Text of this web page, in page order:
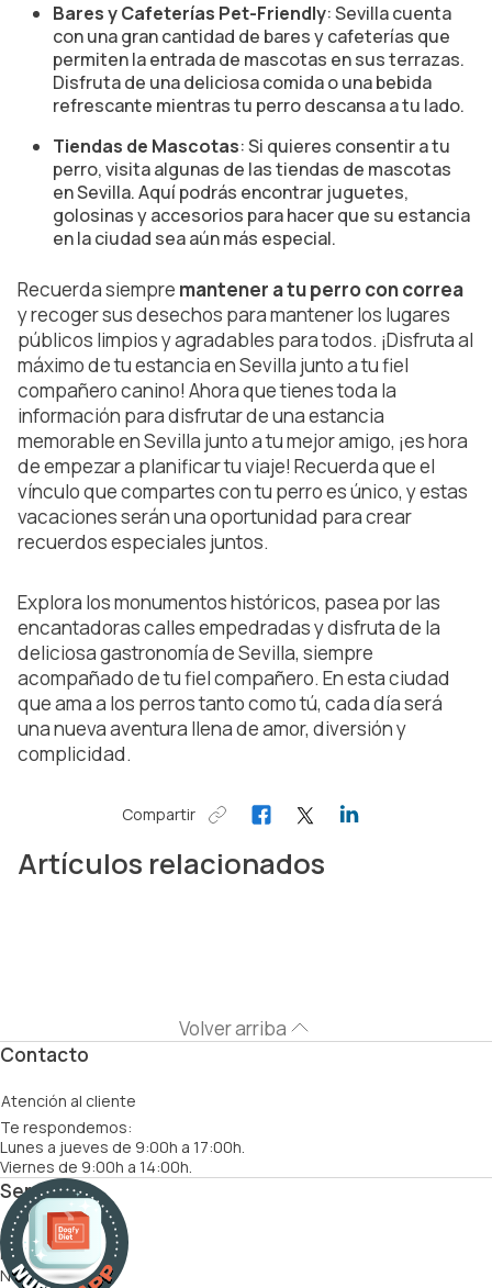
Bares y Cafeterías Pet-Friendly: Sevilla cuenta
con una gran cantidad de bares y cafeterías que
permiten la entrada de mascotas en sus terrazas.
Disfruta de una deliciosa comida o una bebida
refrescante mientras tu perro descansa a tu lado.
Tiendas de Mascotas: Si quieres consentir a tu
perro, visita algunas de las tiendas de mascotas
en Sevilla. Aquí podrás encontrar juguetes,
golosinas y accesorios para hacer que su estancia
en la ciudad sea aún más especial.
Recuerda siempre mantener a tu perro con correa
y recoger sus desechos para mantener los lugares
públicos limpios y agradables para todos. ¡Disfruta al
máximo de tu estancia en Sevilla junto a tu fiel
compañero canino! Ahora que tienes toda la
información para disfrutar de una estancia
memorable en Sevilla junto a tu mejor amigo, ¡es hora
de empezar a planificar tu viaje! Recuerda que el
vínculo que compartes con tu perro es único, y estas
vacaciones serán una oportunidad para crear
recuerdos especiales juntos.
Explora los monumentos históricos, pasea por las
encantadoras calles empedradas y disfruta de la
deliciosa gastronomía de Sevilla, siempre
acompañado de tu fiel compañero. En esta ciudad
que ama a los perros tanto como tú, cada día será
una nueva aventura llena de amor, diversión y
complicidad.
Compartir
Artículos relacionados
Volver arriba
Contacto
Atención al cliente
Te respondemos:
Lunes a jueves de 9:00h a 17:00h.
Viernes de 9:00h a 14:00h.
Servicios
Cómo funciona
Recetas
Nutricionistas